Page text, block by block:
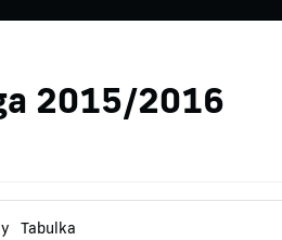
2015/2016
Tabulka